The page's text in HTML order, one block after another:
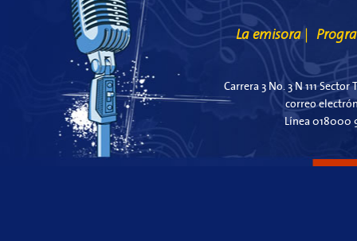
La emisora
Carrera 3 No. 3 N 111
correo
Línea 018000